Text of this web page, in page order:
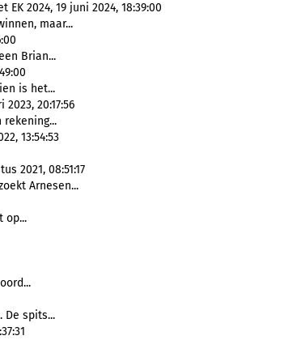
2024, 19 juni 2024, 18:39:00
maar...
Brian...
is het...
20:17:56
13:54:53
2021, 08:51:17
Arnesen...
op...
De spits...